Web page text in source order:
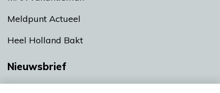
Meldpunt Actueel
Heel Holland Bakt
Nieuwsbrief